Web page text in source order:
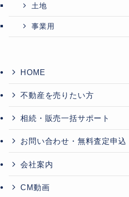
土地
事業用
HOME
不動産を売りたい方
相続・販売一括サポート
お問い合わせ・無料査定申込
会社案内
CM動画